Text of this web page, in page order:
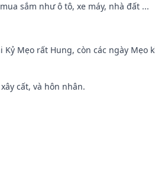
sắm như ô tô, xe máy, nhà đất ...
Kỷ Mẹo rất Hung, còn các ngày Mẹo
cất, và hôn nhân.